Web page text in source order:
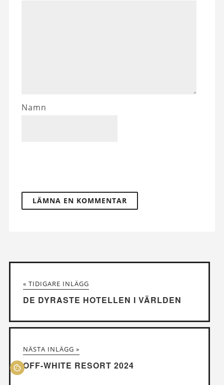
Namn
« TIDIGARE INLÄGG
DE DYRASTE HOTELLEN I VÄRLDEN
NÄSTA INLÄGG »
OFF-WHITE RESORT 2024